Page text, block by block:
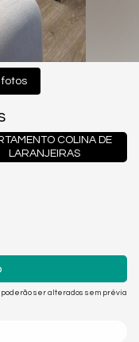
COLINA DE
LARANJEIRAS
ser alterados sem prévia